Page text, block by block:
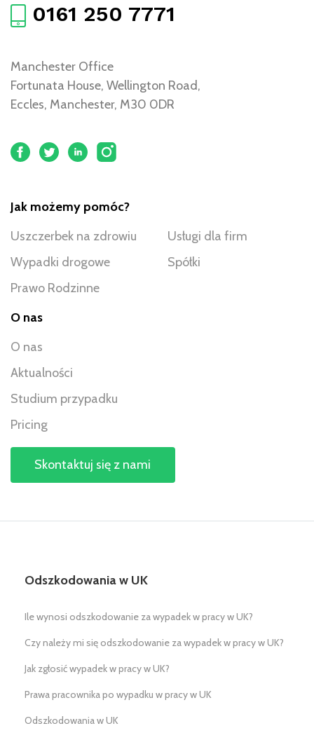
0161 250 7771
Manchester Office
Fortunata House, Wellington Road,
Eccles, Manchester, M30 0DR
Jak możemy pomóc?
Uszczerbek na zdrowiu
Wypadki drogowe
Prawo Rodzinne
Usługi dla firm
Spółki
O nas
O nas
Aktualności
Studium przypadku
Pricing
Skontaktuj się z nami
Odszkodowania w UK
Ile wynosi odszkodowanie za wypadek w pracy w UK?
Czy należy mi się odszkodowanie za wypadek w pracy w UK?
Jak zgłosić wypadek w pracy w UK?
Prawa pracownika po wypadku w pracy w UK
Odszkodowania w UK